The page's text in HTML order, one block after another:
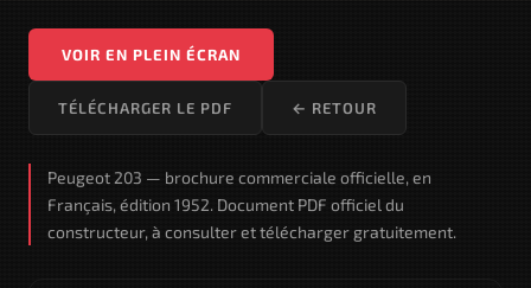
VOIR EN PLEIN ÉCRAN
TÉLÉCHARGER LE PDF ← RETOUR
Peugeot 203 — brochure commerciale officielle, en
Français, édition 1952. Document PDF officiel du
constructeur, à consulter et télécharger gratuitement.